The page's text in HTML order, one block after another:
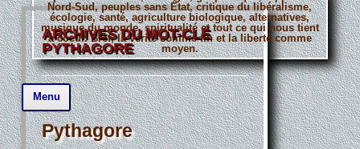
Nord-Sud, peuples sans État, critique du libéralisme,
écologie, santé, agriculture biologique, alternatives,
musique du monde, spiritualité et tout ce qui nous tient
à coeur. Bref, la vérité comme fin et la liberté comme
moyen.
Menu
Aller
au
contenu
principal
ARCHIVES DU MOT-CLÉ
PYTHAGORE
Pythagore